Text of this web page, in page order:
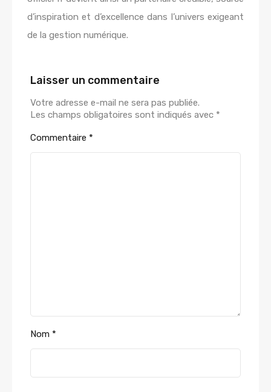
d’inspiration et d’excellence dans l’univers exigeant
de la gestion numérique.
Laisser un commentaire
Votre adresse e-mail ne sera pas publiée.
Les champs obligatoires sont indiqués avec *
Commentaire *
Nom *